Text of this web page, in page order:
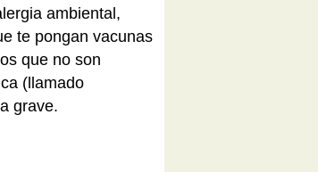
ambiental,
te pongan vacunas
que no son
(llamado
grave.